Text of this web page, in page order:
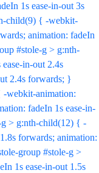
1s ease-in-out 3s
child(9) { -webkit-
animation: fadeIn
#stole-g > g:nth-
in-out 2.4s
2.4s forwards; }
-webkit-animation:
fadeIn 1s ease-in-
> g:nth-child(12) { -
forwards; animation:
group #stole-g >
1s ease-in-out 1.5s